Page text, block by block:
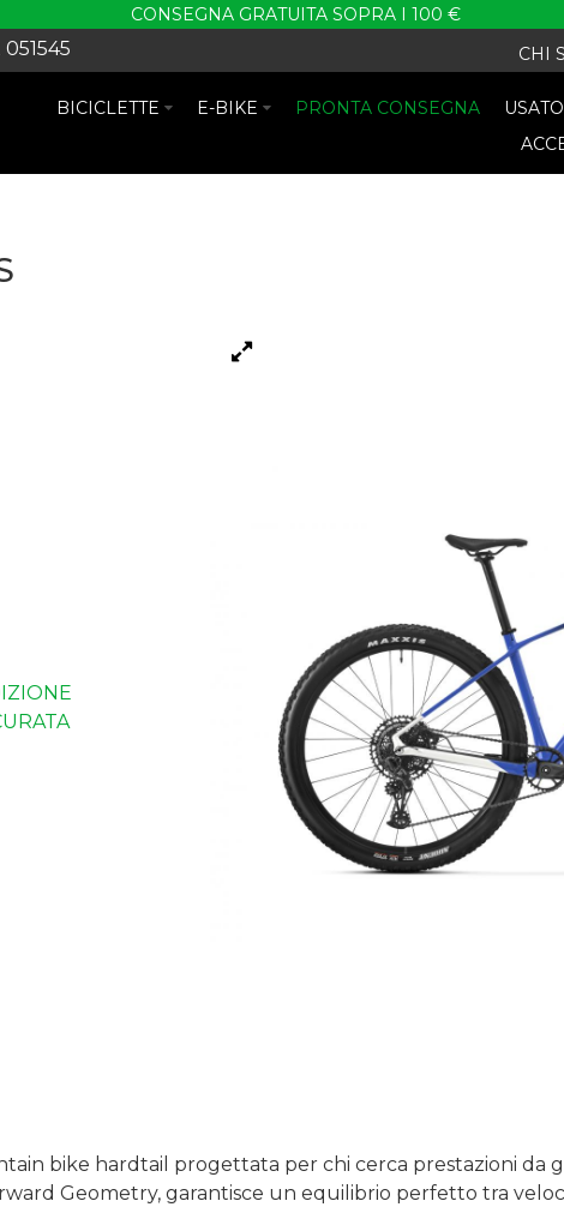
CONSEGNA GRATUITA SOPRA I 100 €
CHI
BICICLETTE E-BIKE PRONTA CONSEGNA
USATO
bike hardtail progettata per chi cerca prestazioni da
Geometry, garantisce un equilibrio perfetto tra